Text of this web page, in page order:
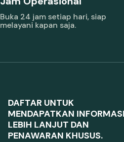
Buka 24 jam setiap hari, siap
melayani kapan saja.
DAFTAR UNTUK
MENDAPATKAN INFORMASI
LEBIH LANJUT DAN
PENAWARAN KHUSUS.